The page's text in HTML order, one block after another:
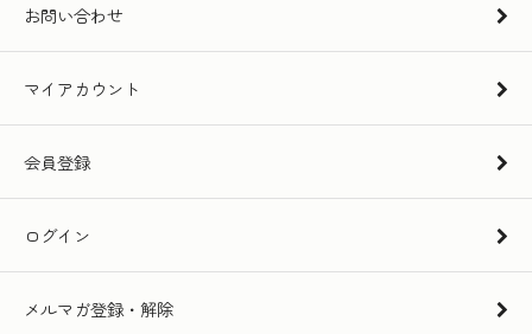
お問い合わせ
マイアカウント
会員登録
ログイン
メルマガ登録・解除